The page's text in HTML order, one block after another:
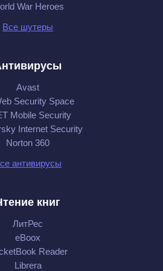
War Heroes
Все шутеры
Avast
Security Space
Mobile Security
Internet Security
Norton 360
антивирусы
книг
ЛитРес
eBoox
Reader
Librera